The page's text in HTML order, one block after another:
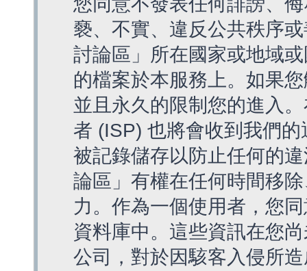
褻、不實、違反公共秩序
討論區」所在國家或地域
的檔案於本服務上。如果
並且永久的限制您的進入
者 (ISP) 也將會收到我們
被記錄儲存以防止任何的
論區」有權在任何時間移
力。作為一個使用者，您
資料庫中。這些資訊在您
公司，對於因駭客入侵所